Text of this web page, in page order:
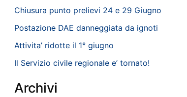
Chiusura punto prelievi 24 e 29 Giugno
Postazione DAE danneggiata da ignoti
Attivita’ ridotte il 1° giugno
Il Servizio civile regionale e’ tornato!
Archivi